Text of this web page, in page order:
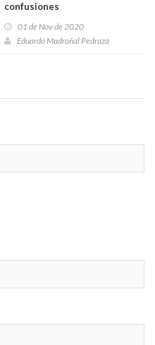
confusiones
01 de Nov de 2020
Eduardo Madroñal Pedraza